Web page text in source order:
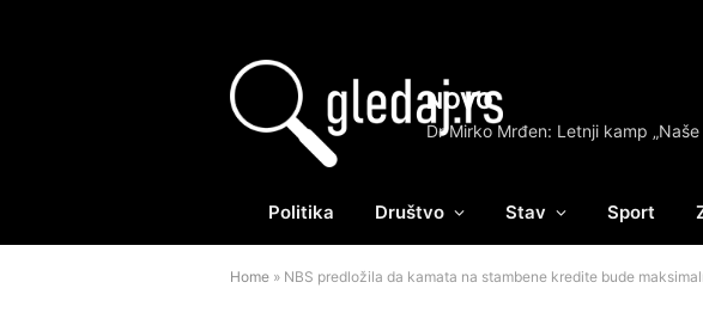
NOVO
Politika Društvo Stav Sport
Home » NBS predložila da kamata na stambene kredite bude